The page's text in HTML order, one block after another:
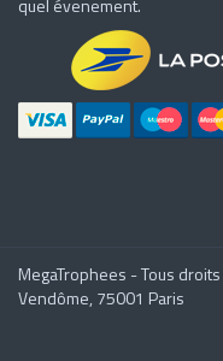
quel évenement.
MegaTrophees - Tous
Vendôme, 75001 Paris